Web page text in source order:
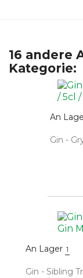
16 andere
Kategorie:
An
Gin -
An Lager 1
Gin - Sibling